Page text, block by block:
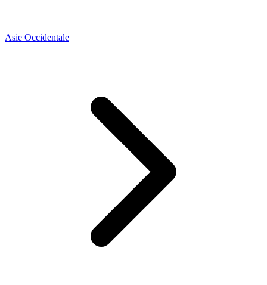
Asie Occidentale